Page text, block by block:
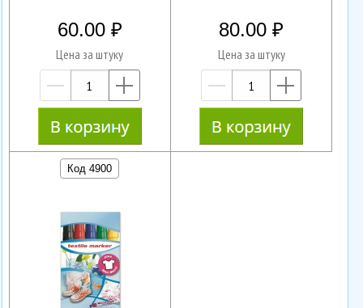
60.00
Цена за штуку
—
80.00
Цена за штуку
—
Код 4900